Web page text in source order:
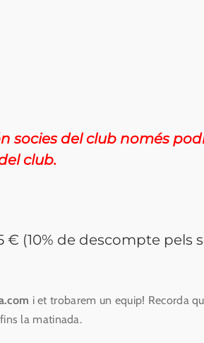
socies del club només
club.
(10% de descompte pels
i et trobarem un equip! Recorda
la matinada.